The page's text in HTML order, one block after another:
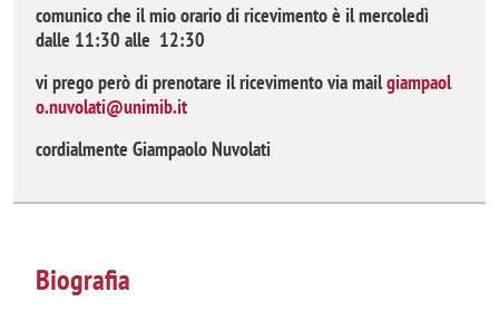
comunico che il mio orario di ricevimento è il mercoledì
dalle 11:30 alle 12:30
vi prego però di prenotare il ricevimento via mailgiampaol
o.nuvolati@unimib.it
cordialmente Giampaolo Nuvolati
Biografia